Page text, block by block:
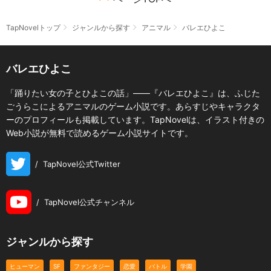
TapNovelトップ ジャンルから探す アニマル バレエひよこ
バレエひよこ
「踊りたい女の子とひよこの話」――『バレエひよこ』は、ふじた
ごうらこによるアニマルのゲーム小説です。あらすじやキャラクタ
ーのプロフィールも掲載しています。TapNovelは、イラスト付きの
Web小説が無料で読めるゲーム小説サイトです。
/ TapNovel公式Twitter
/ TapNovel公式チャンネル
ジャンルから探す
ヒューマン SF ファンタジー 恋愛 バトル 学園